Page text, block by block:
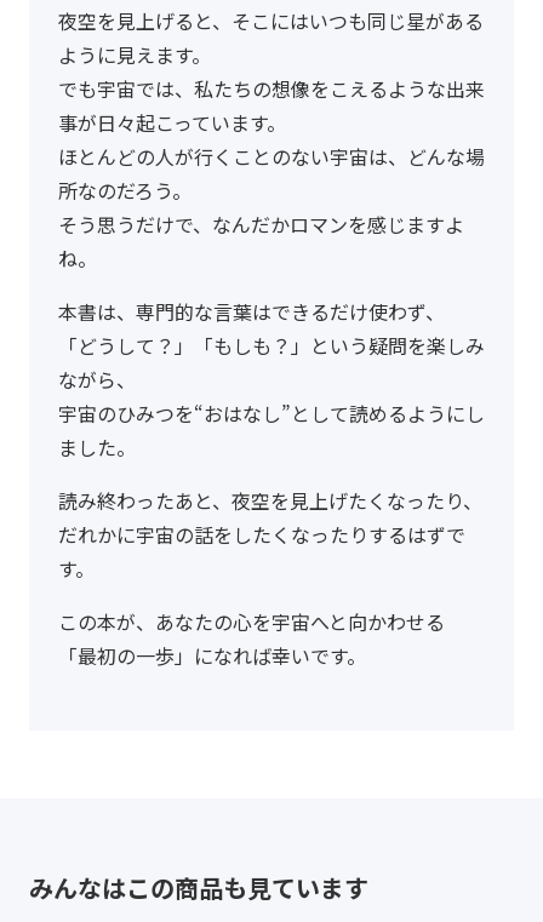
夜空を見上げると、そこにはいつも同じ星がある
ように見えます。
でも宇宙では、私たちの想像をこえるような出来
事が日々起こっています。
ほとんどの人が行くことのない宇宙は、どんな場
所なのだろう。
そう思うだけで、なんだかロマンを感じますよ
ね。
本書は、専門的な言葉はできるだけ使わず、
「どうして？」「もしも？」という疑問を楽しみ
ながら、
宇宙のひみつを“おはなし”として読めるようにし
ました。
読み終わったあと、夜空を見上げたくなったり、
だれかに宇宙の話をしたくなったりするはずで
す。
この本が、あなたの心を宇宙へと向かわせる
「最初の一歩」になれば幸いです。
みんなはこの商品も見ています